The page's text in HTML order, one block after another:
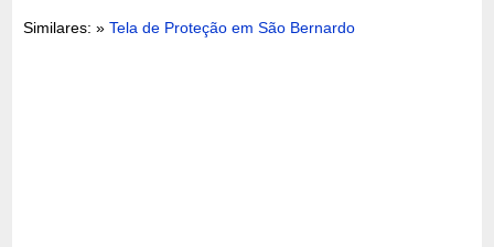
Similares: »Tela de Proteção em São Bernardo